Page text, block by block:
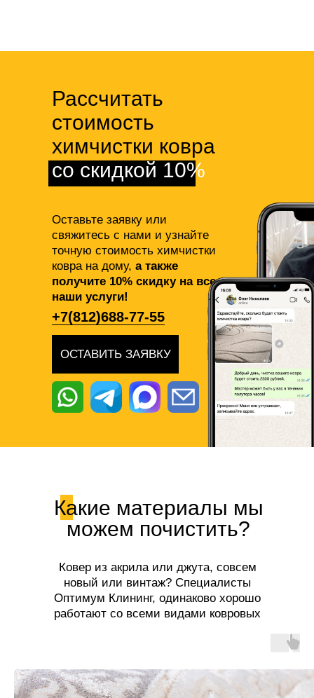
Оставьте заявку или
свяжитесь с нами и узнайте
точную стоимость химчистки
ковра на дому, а также
получите 10% скидку на все
наши услуги!
Рассчитать
стоимость
химчистки ковра
со скидкой 10%
ОСТАВИТЬ ЗАЯВКУ
+7(812)688-77-55
Какие материалы мы
можем почистить?
Ковер из акрила или джута, совсем
новый или винтаж? Специалисты
Оптимум Клининг, одинаково хорошо
работают со всеми видами ковровых